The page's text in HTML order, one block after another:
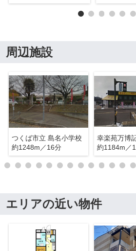
周辺施設
つくば市立 島名小学校
約1248m／16分
幸楽苑万博
約1184m／
エリアの近い物件